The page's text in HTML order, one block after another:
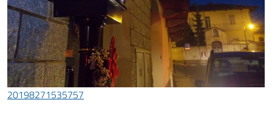
20198271535757